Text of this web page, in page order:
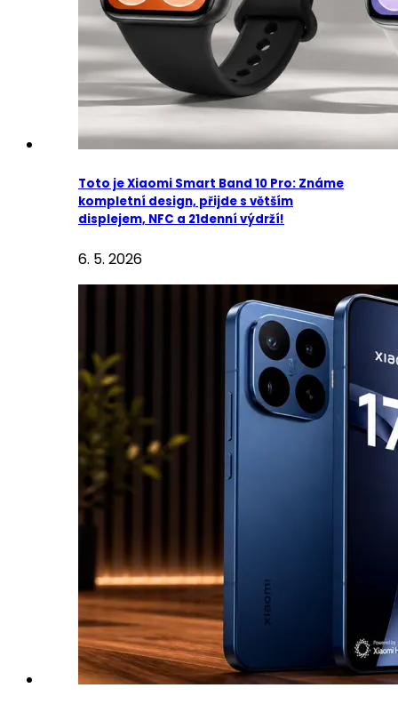
Toto je Xiaomi Smart Band 10 Pro: Známe
kompletní design, přijde s větším
displejem, NFC a 21denní výdrží!
6. 5. 2026